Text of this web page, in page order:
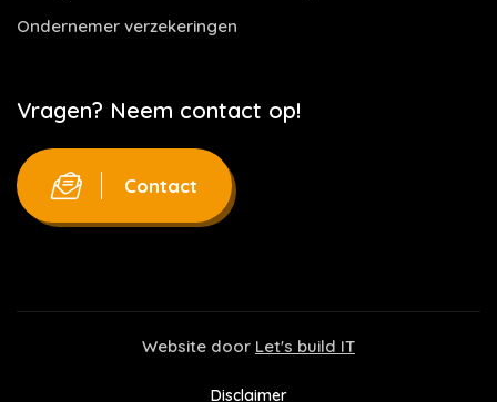
Ondernemer verzekeringen
Vragen? Neem contact op!
Contact
Website door Let's build IT
Disclaimer